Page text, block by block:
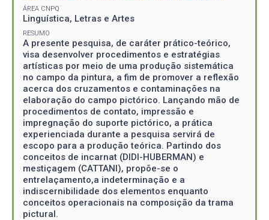
ÁREA CNPQ
Linguística, Letras e Artes
RESUMO
A presente pesquisa, de caráter prático-teórico,
visa desenvolver procedimentos e estratégias
artísticas por meio de uma produção sistemática
no campo da pintura, a fim de promover a reflexão
acerca dos cruzamentos e contaminações na
elaboração do campo pictórico. Lançando mão de
procedimentos de contato, impressão e
impregnação do suporte pictórico, a prática
experienciada durante a pesquisa servirá de
escopo para a produção teórica. Partindo dos
conceitos de incarnat (DIDI-HUBERMAN) e
mestiçagem (CATTANI), propõe-se o
entrelaçamento,a indeterminação e a
indiscernibilidade dos elementos enquanto
conceitos operacionais na composição da trama
pictural.